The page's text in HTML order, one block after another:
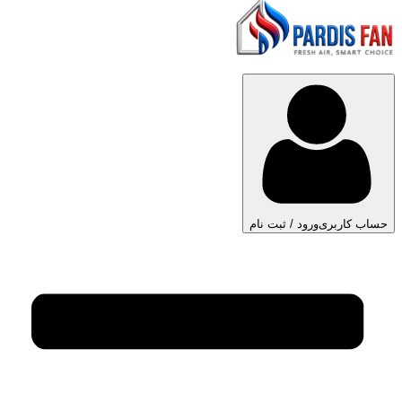
حساب کاربریورود / ثبت نام